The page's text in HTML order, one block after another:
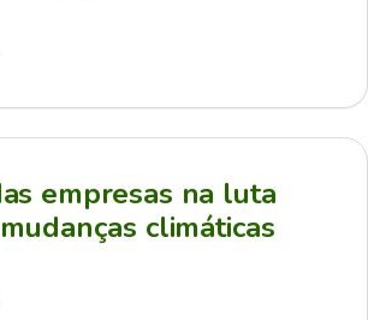
empresas na luta
climáticas